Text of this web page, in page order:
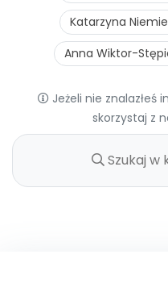
Katarzyna
Anna Wiktor-
Jeżeli nie znalazłeś
skorzystaj z